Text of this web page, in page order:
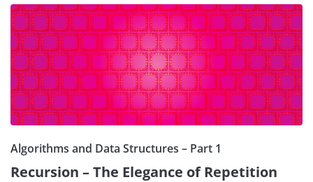
Algorithms and Data Structures – Part 1
Recursion – The Elegance of Repetition